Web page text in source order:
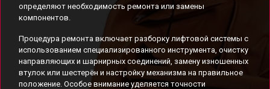
определяют необходимость ремонта или замены
компонентов.
Процедура ремонта включает разборку лифтовой системы с
использованием специализированного инструмента, очистку
направляющих и шарнирных соединений, замену изношенных
втулок или шестерён и настройку механизма на правильное
положение. Особое внимание уделяется точности